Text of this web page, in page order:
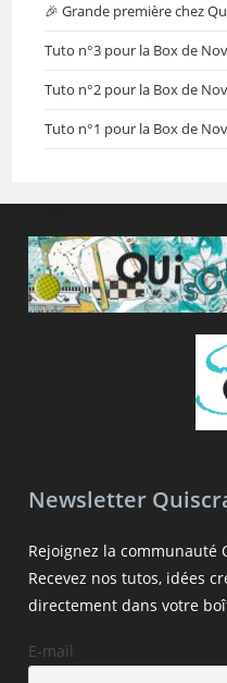
🎉 Grande première chez
Tuto n°3 pour la Box de
Tuto n°2 pour la Box de
Tuto n°1 pour la Box de
Newsletter
Rejoignez la communauté
Recevez nos tutos, idées
directement dans votre
E-mail